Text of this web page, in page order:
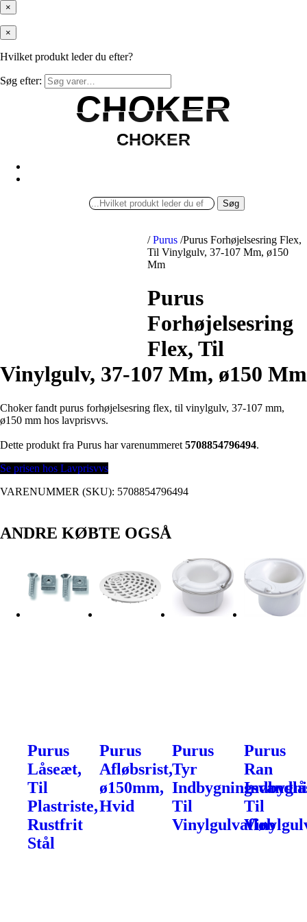
×
×
Hvilket produkt leder du efter?
Søg efter:
CHOKER
CHOKER
CHOKER
CHOKER
Søg
/ Purus /Purus Forhøjelsesring Flex,
Til Vinylgulv, 37-107 Mm, ø150
Mm
Purus
Forhøjelsesring
Flex, Til
Vinylgulv, 37-107 Mm, ø150 Mm
Choker fandt purus forhøjelsesring flex, til vinylgulv, 37-107 mm,
ø150 mm hos lavprisvvs.
Dette produkt fra Purus har varenummeret 5708854796494.
Se prisen hos Lavprisvvs
VARENUMMER (SKU): 5708854796494
ANDRE KØBTE OGSÅ
Purus
Låseæt,
Til
Plastriste,
Rustfrit
Stål
Purus
Afløbsrist,
ø150mm,
Hvid
Purus
Tyr
Til
Vinylgulvafløb
Purus
Ran
Til